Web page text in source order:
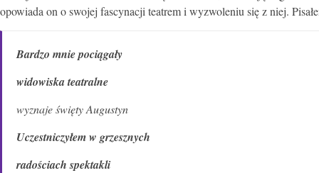
opowiada on o swojej fascynacji teatrem i wyzwoleniu się z niej.
Bardzo mnie pociągały
widowiska teatralne
wyznaje święty Augustyn
Uczestniczyłem w grzesznych
radościach spektakli